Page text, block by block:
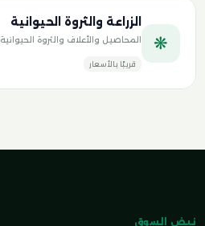
❋
الزراعة والثروة الحيوانية
المحاصيل والأعلاف والثروة الحيوانية
قريبًا بالأسعار
نبض السوق